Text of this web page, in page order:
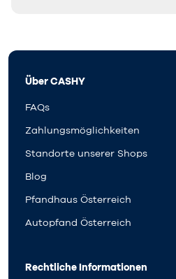
Über CASHY
FAQs
Zahlungsmöglichkeiten
Standorte unserer Shops
Blog
Pfandhaus Österreich
Autopfand Österreich
Rechtliche Informationen